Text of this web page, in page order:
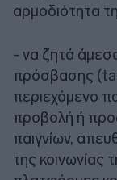
αρμοδιότητα
- να ζητά
πρόσβασης
περιεχόμενο
προβολή ή
παιγνίων,
της κοινωνίας